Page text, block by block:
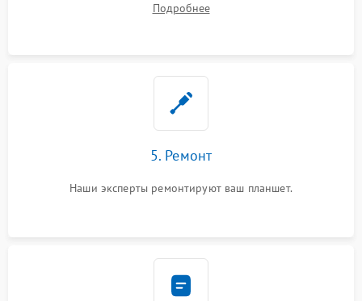
Подробнее
5. Ремонт
Наши эксперты ремонтируют ваш планшет.